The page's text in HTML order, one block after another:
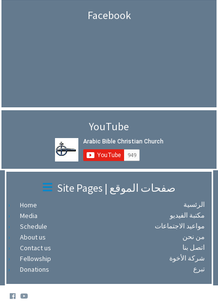
Facebook
YouTube
Site Pages | صفحات الموقع
Home
الرئسية
Media
مكتبة الفيديو
Schedule
مواعيد الاجتماعات
About us
من نحن
Contact us
اتصل بنا
Fellowship
شركة الأخوة
Donations
تبرع